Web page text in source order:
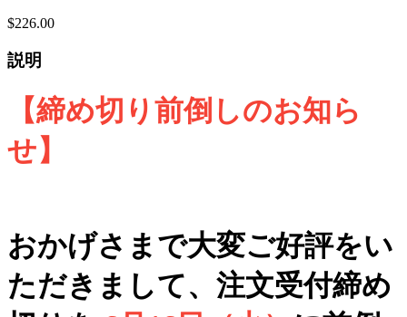
$226.00
説明
【締め切り前倒しのお知ら
せ】
おかげさまで大変ご好評をい
ただきまして、注文受付締め